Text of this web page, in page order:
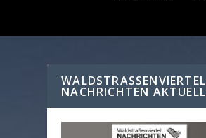
WALDSTRASSENVIERTEL N
ACHRICHTEN AKTUELL